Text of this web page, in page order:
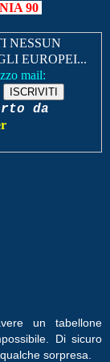
90
NESSUN
EUROPEI...
mail:
da
un tabellone
Di sicuro
sorpresa.